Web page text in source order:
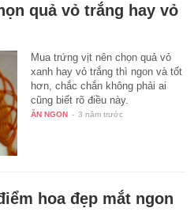
quả vỏ trắng hay vỏ
Mua trứng vịt nên chọn quả vỏ
xanh hay vỏ trắng thì ngon và tốt
hơn, chắc chắn không phải ai
cũng biết rõ điều này.
ĂN NGON - 3 năm trước
hoa đẹp mắt ngon